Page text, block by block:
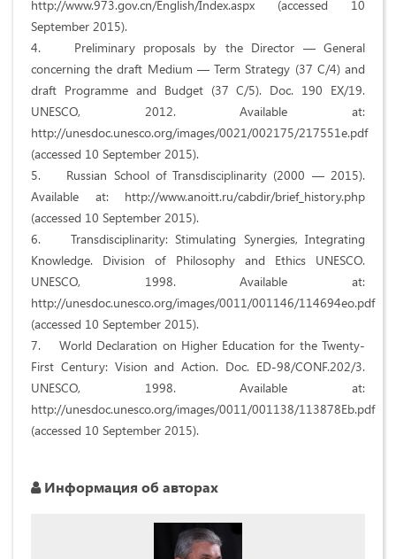
http://www.973.gov.cn/English/Index.aspx (accessed 10
September 2015).
4. Preliminary proposals by the Director — General
concerning the draft Medium — Term Strategy (37 C/4) and
draft Programme and Budget (37 C/5). Doc. 190 ЕХ/19.
UNESCO, 2012. Available at:
http://unesdoc.unesco.org/images/0021/002175/217551e.pdf
(accessed 10 September 2015).
5. Russian School of Transdisciplinarity (2000 — 2015).
Available at: http://www.anoitt.ru/cabdir/brief_history.php
(accessed 10 September 2015).
6. Transdisciplinarity: Stimulating Synergies, Integrating
Knowledge. Division of Philosophy and Ethics UNESCO.
UNESCO, 1998. Available at:
http://unesdoc.unesco.org/images/0011/001146/114694eo.pdf
(accessed 10 September 2015).
7. World Declaration on Higher Education for the Twenty-
First Century: Vision and Action. Doc. ED-98/CONF.202/3.
UNESCO, 1998. Available at:
http://unesdoc.unesco.org/images/0011/001138/113878Eb.pdf
(accessed 10 September 2015).
Информация об авторах